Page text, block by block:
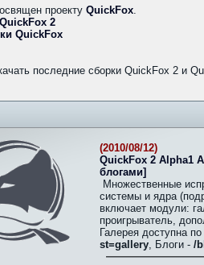
проекту QuickFox.
2
QuickFox
последние сборки QuickFox 2 и
(2010/08/12)
QuickFox 2 Alpha1
блогами]
Множественные
системы и ядра
включает модули:
проигрыватель,
Галерея доступна
st=gallery, Блоги - /